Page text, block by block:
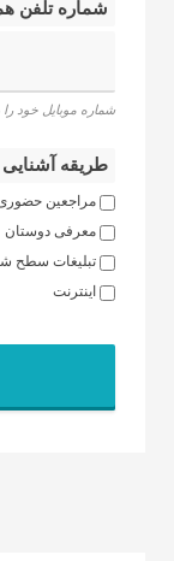
شماره تلفن
شماره موبایل خود
طریقه آشنایی
مراجعین
معرفی دوستان
تبلیغات سطح
اینترنت